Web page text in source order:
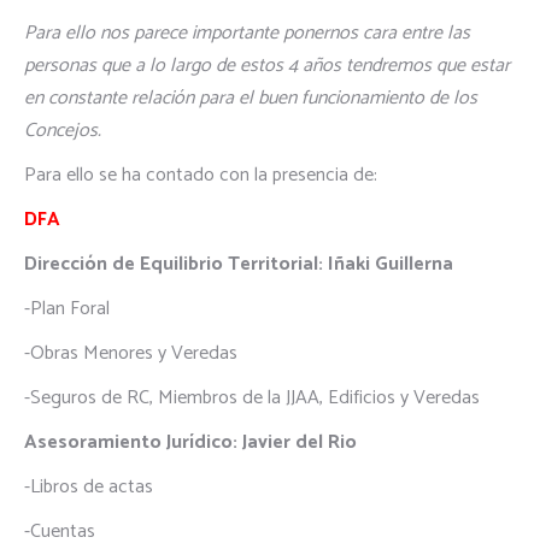
Para ello nos parece importante ponernos cara entre las
personas que a lo largo de estos 4 años tendremos que estar
en constante relación para el buen funcionamiento de los
Concejos.
Para ello se ha contado con la presencia de:
DFA
Dirección de Equilibrio Territorial: Iñaki Guillerna
-Plan Foral
-Obras Menores y Veredas
-Seguros de RC, Miembros de la JJAA, Edificios y Veredas
Asesoramiento Jurídico: Javier del Rio
-Libros de actas
-Cuentas